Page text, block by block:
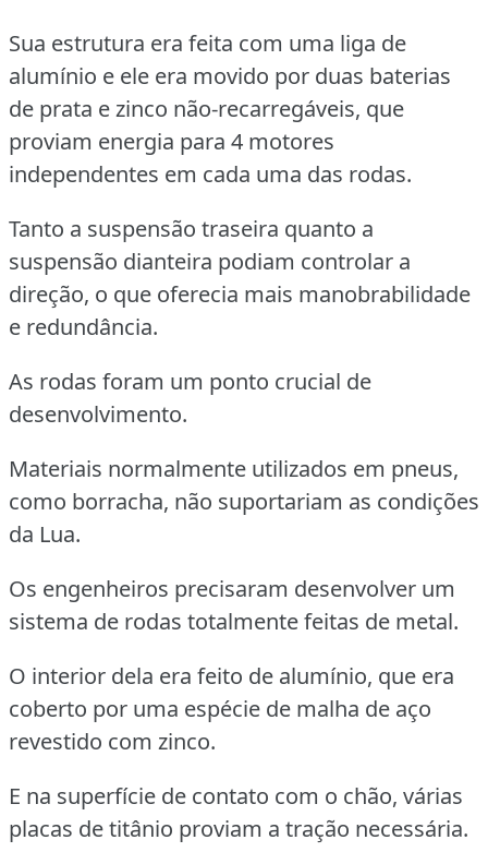
Sua estrutura era feita com uma liga de
alumínio e ele era movido por duas baterias
de prata e zinco não-recarregáveis, que
proviam energia para 4 motores
independentes em cada uma das rodas.
Tanto a suspensão traseira quanto a
suspensão dianteira podiam controlar a
direção, o que oferecia mais manobrabilidade
e redundância.
As rodas foram um ponto crucial de
desenvolvimento.
Materiais normalmente utilizados em pneus,
como borracha, não suportariam as condições
da Lua.
Os engenheiros precisaram desenvolver um
sistema de rodas totalmente feitas de metal.
O interior dela era feito de alumínio, que era
coberto por uma espécie de malha de aço
revestido com zinco.
E na superfície de contato com o chão, várias
placas de titânio proviam a tração necessária.